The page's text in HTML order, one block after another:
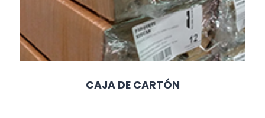
CAJA DE CARTÓN